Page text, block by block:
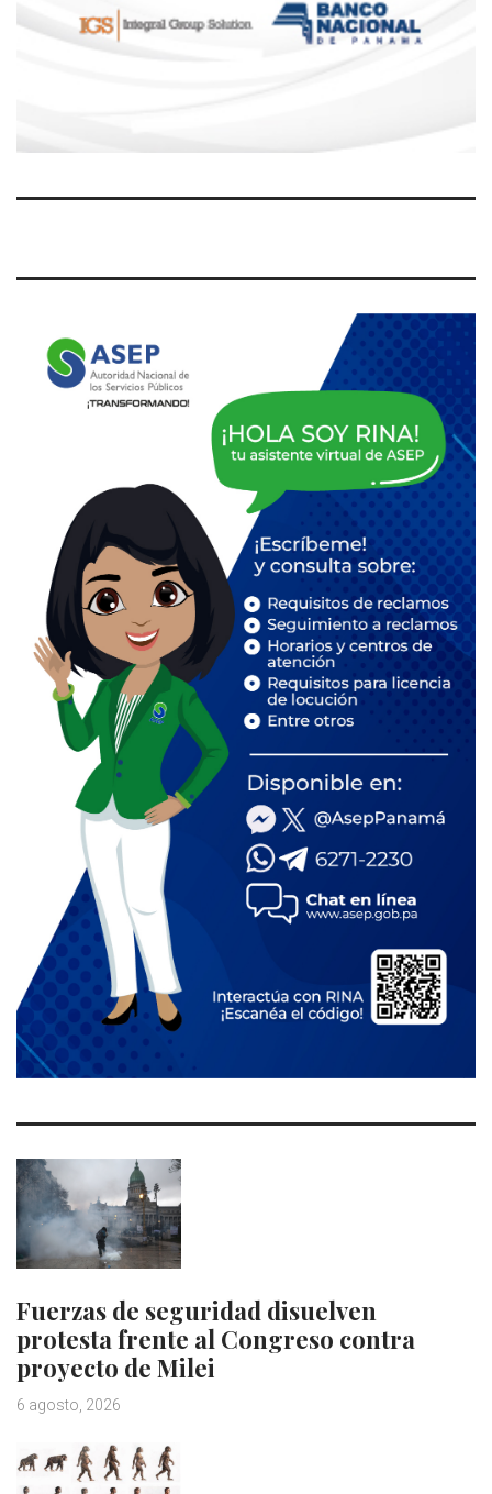
Fuerzas de seguridad disuelven
protesta frente al Congreso contra
proyecto de Milei
6 agosto, 2026